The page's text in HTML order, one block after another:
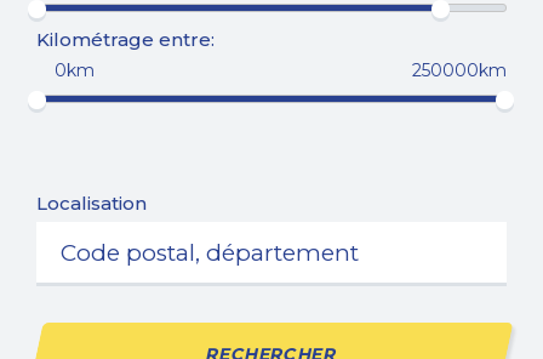
Kilométrage entre:
0km 250000km
Localisation
RECHERCHER